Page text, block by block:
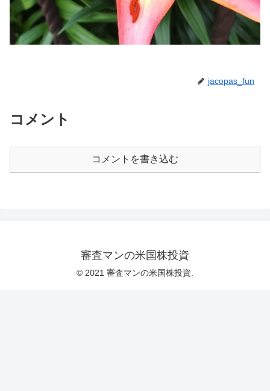
jacopas_fun
コメント
コメントを書き込む
審査マンの米国株投資
© 2021 審査マンの米国株投資.